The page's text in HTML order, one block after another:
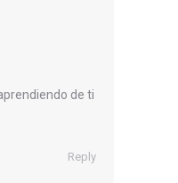
de ti
Reply